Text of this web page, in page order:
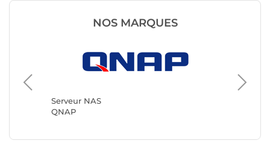
NOS MARQUES
Serveur NAS
QNAP
Serveur